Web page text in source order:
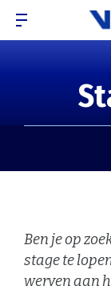
Ben je op
stage te
werven aan